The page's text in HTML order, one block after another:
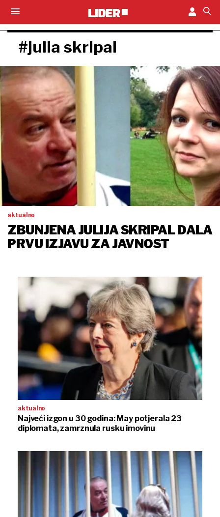
#julia skripal
aktualno
ZBUNJENA JULIJA SKRIPAL DALA
PRVU IZJAVU ZA JAVNOST
aktualno
Najveći izgon u 30 godina: May potjerala 23
diplomata, zamrznula rusku imovinu